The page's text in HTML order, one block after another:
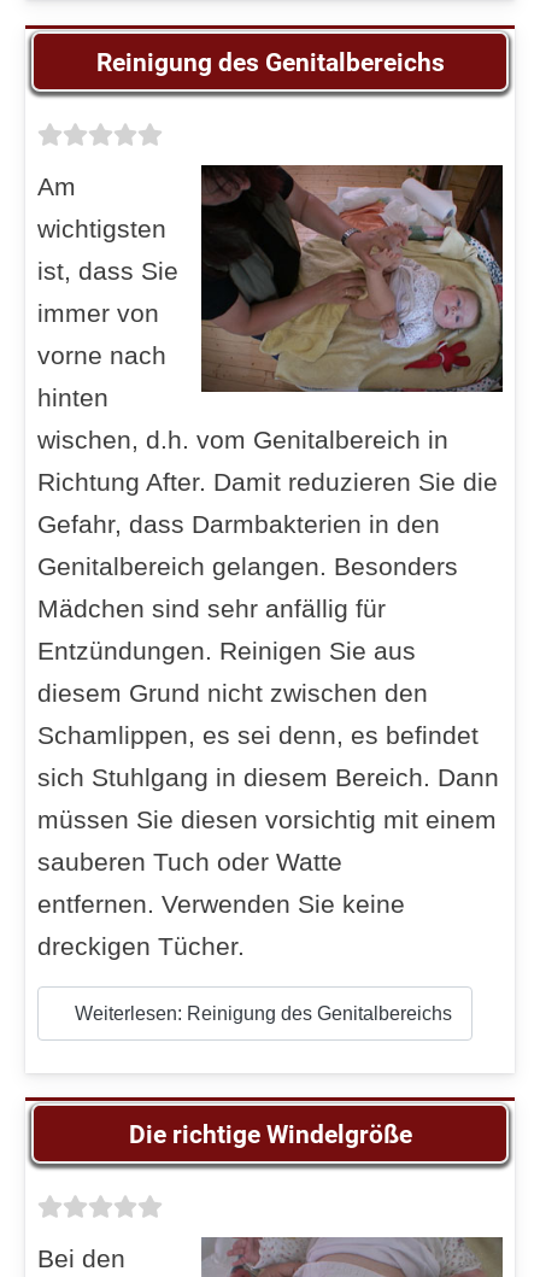
Reinigung des Genitalbereichs
Am
wichtigsten
ist, dass Sie
immer von
vorne nach
hinten
wischen, d.h. vom Genitalbereich in
Richtung After. Damit reduzieren Sie die
Gefahr, dass Darmbakterien in den
Genitalbereich gelangen. Besonders
Mädchen sind sehr anfällig für
Entzündungen. Reinigen Sie aus
diesem Grund nicht zwischen den
Schamlippen, es sei denn, es befindet
sich Stuhlgang in diesem Bereich. Dann
müssen Sie diesen vorsichtig mit einem
sauberen Tuch oder Watte
entfernen. Verwenden Sie keine
dreckigen Tücher.
Weiterlesen: Reinigung des Genitalbereichs
Die richtige Windelgröße
Bei den